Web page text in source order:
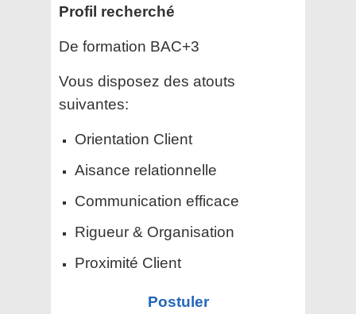
Profil recherché
De formation BAC+3
Vous disposez des atouts
suivantes:
Orientation Client
Aisance relationnelle
Communication efficace
Rigueur & Organisation
Proximité Client
Postuler